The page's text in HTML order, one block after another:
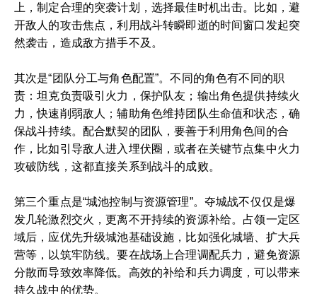
上，制定合理的突袭计划，选择最佳时机出击。比如，避
开敌人的攻击焦点，利用战斗转瞬即逝的时间窗口发起突
然袭击，造成敌方措手不及。
其次是“团队分工与角色配置”。不同的角色有不同的职
责：坦克负责吸引火力，保护队友；输出角色提供持续火
力，快速削弱敌人；辅助角色维持团队生命值和状态，确
保战斗持续。配合默契的团队，要善于利用角色间的合
作，比如引导敌人进入埋伏圈，或者在关键节点集中火力
攻破防线，这都直接关系到战斗的成败。
第三个重点是“城池控制与资源管理”。夺城战不仅仅是爆
发几轮激烈交火，更离不开持续的资源补给。占领一定区
域后，应优先升级城池基础设施，比如强化城墙、扩大兵
营等，以筑牢防线。要在战场上合理调配兵力，避免资源
分散而导致效率降低。高效的补给和兵力调度，可以带来
持久战中的优势。